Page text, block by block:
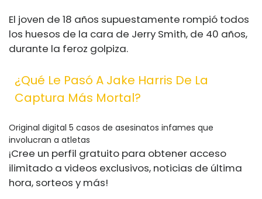
El joven de 18 años supuestamente rompió todos
los huesos de la cara de Jerry Smith, de 40 años,
durante la feroz golpiza.
¿Qué Le Pasó A Jake Harris De La
Captura Más Mortal?
Original digital 5 casos de asesinatos infames que
involucran a atletas
¡Cree un perfil gratuito para obtener acceso
ilimitado a videos exclusivos, noticias de última
hora, sorteos y más!